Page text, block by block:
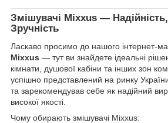
Змішувачі Mixxus —
Зручність
Ласкаво просимо до нашого інтернет-
Mixxus — тут ви знайдете ідеальні
кімнати, душової кабіни та інших зон
успішно представлений на ринку
та зарекомендував себе як надійний
високої якості.
Чому обирають змішувачі Mixxus: